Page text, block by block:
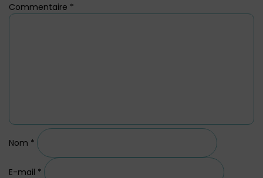
Commentaire *
Nom *
E-mail *